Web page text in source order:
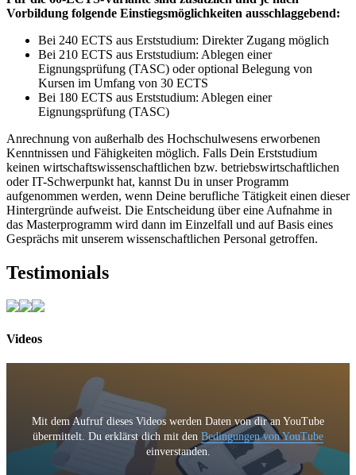
Vorbildung folgende Einstiegsmöglichkeiten ausschlaggebend:
Bei 240 ECTS aus Erststudium: Direkter Zugang möglich
Bei 210 ECTS aus Erststudium: Ablegen einer
Eignungsprüfung (TASC) oder optional Belegung von
Kursen im Umfang von 30 ECTS
Bei 180 ECTS aus Erststudium: Ablegen einer
Eignungsprüfung (TASC)
Anrechnung von außerhalb des Hochschulwesens erworbenen
Kenntnissen und Fähigkeiten möglich. Falls Dein Erststudium
keinen wirtschaftswissenschaftlichen bzw. betriebswirtschaftlichen
oder IT-Schwerpunkt hat, kannst Du in unser Programm
aufgenommen werden, wenn Deine berufliche Tätigkeit einen dieser
Hintergründe aufweist. Die Entscheidung über eine Aufnahme in
das Masterprogramm wird dann im Einzelfall und auf Basis eines
Gesprächs mit unserem wissenschaftlichen Personal getroffen.
Testimonials
Videos
Mit dem Aufruf dieses Videos werden Daten von dir an YouTube
übermittelt. Du erklärst dich mit den Bedingungen von YouTube
einverstanden.